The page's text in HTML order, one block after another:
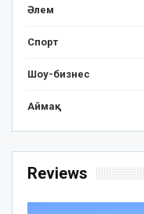
Әлем
Спорт
Шоу-бизнес
Аймақ
Reviews